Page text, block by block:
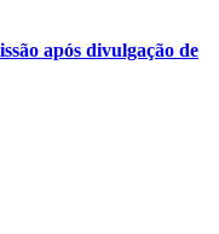
após divulgação de